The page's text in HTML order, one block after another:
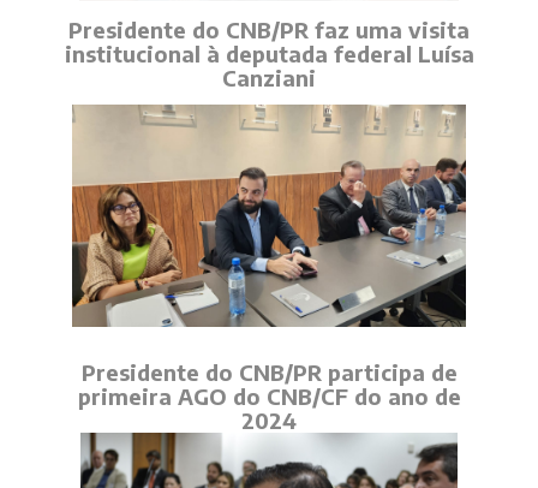
Presidente do CNB/PR faz uma visita
institucional à deputada federal Luísa
Canziani
Presidente do CNB/PR participa de
primeira AGO do CNB/CF do ano de
2024